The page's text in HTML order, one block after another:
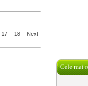
17 18 Next
Cele mai